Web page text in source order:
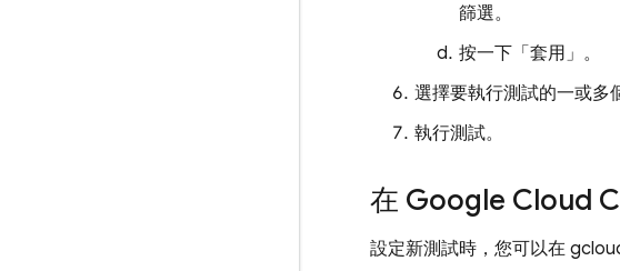
篩選。
按一下「套用」 。
選擇要執行測試的一或多
執行測試。
在 Google Cloud
設定新測試時，您可以在